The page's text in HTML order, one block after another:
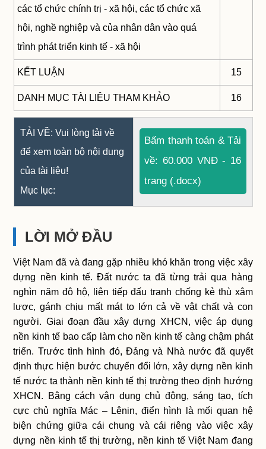
các tổ chức chính trị - xã hội, các tổ chức xã
hội, nghề nghiệp và của nhân dân vào quá
trình phát triển kinh tế - xã hội
KẾT LUẬN 15
DANH MỤC TÀI LIỆU THAM KHẢO 16
TẢI VỀ: Vui lòng tải về
để xem toàn bộ nội dung
của tài liệu!
Mục lục:
Bấm thanh toán & Tải
về: 60.000 VNĐ - 16
trang (.docx)
LỜI MỞ ĐẦU
Việt Nam đã và đang gặp nhiều khó khăn trong việc xây
dựng nền kinh tế. Đất nước ta đã từng trải qua hàng
nghìn năm đô hộ, liên tiếp đấu tranh chống kẻ thù xâm
lược, gánh chịu mất mát to lớn cả về vật chất và con
người. Giai đoạn đầu xây dựng XHCN, việc áp dụng
nền kinh tế bao cấp làm cho nền kinh tế càng chậm phát
triển. Trước tình hình đó, Đảng và Nhà nước đã quyết
định thực hiện bước chuyển đổi lớn, xây dựng nền kinh
tế nước ta thành nền kinh tế thị trường theo định hướng
XHCN. Bằng cách vận dụng chủ động, sáng tạo, tích
cực chủ nghĩa Mác – Lênin, điển hình là mối quan hệ
biện chứng giữa cái chung và cái riêng vào việc xây
dựng nền kinh tế thị trường, nền kinh tế Việt Nam đang